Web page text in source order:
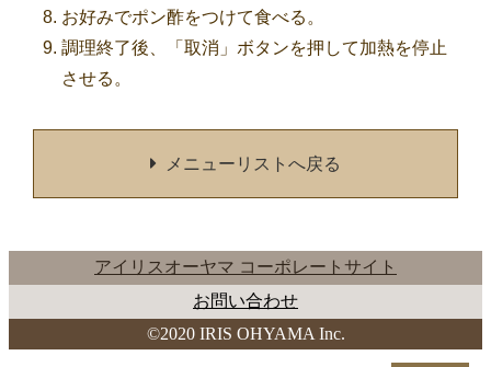
お好みでポン酢をつけて食べる。
調理終了後、「取消」ボタンを押して加熱を停止
させる。
メニューリストへ戻る
アイリスオーヤマ コーポレートサイト
お問い合わせ
©2020 IRIS OHYAMA Inc.